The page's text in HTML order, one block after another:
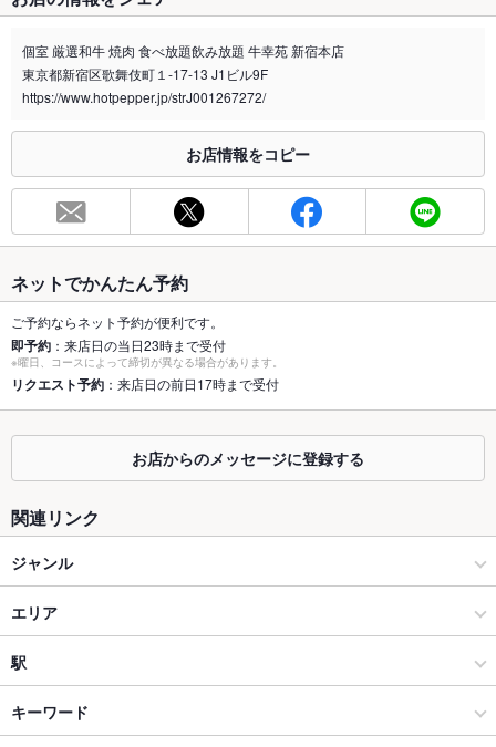
禁煙・喫煙
分煙（仕切りなし）
個室により分煙されています。
喫煙専用室 なし
※2020年4月1日～受動喫煙対策に関する法律が施行されています。正しい情報はお店へお問い
お席
総席数 50席(掘りごたつ・テーブル席と様々なタイプのお席を完備)
最大宴会収
容人数
50人(着席時)
個室 あり ：お電話にてご要望下さい。
座敷 なし ：掘りごたつ式座敷となります。
カウンター なし ：少人数～団体様まで幅広くご案内致します！
ソファー
テラス席
なし ：ご宴会に最適な飲み放題付きプランを個室でご利用いた
だけます◎
設備
Wi-Fi
個室 厳選和牛 焼肉 食べ放題飲み放題 牛幸苑 新宿本店
東京都新宿区歌舞伎町１-17-13 J1ビル9F
https://www.hotpepper.jp/strJ001267272/
お店情報をコピー
ネットでかんたん予約
ご予約ならネット予約が便利です。
即予約 ：来店日の当日23時まで受付
※曜日、コースによって締切が異なる場合があります。
リクエスト予約 ：来店日の前日17時まで受付
お店からのメッセージに登録する
関連リンク
ジャンル
焼肉・ホルモン
焼肉
新宿 × 焼肉・ホルモン
エリア
新宿東口
新宿東口 × 焼肉・ホルモン
駅
新宿駅
キーワード